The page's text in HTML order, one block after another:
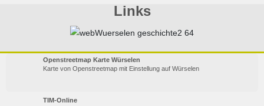
Links
Openstreetmap Karte Würselen
Karte von Openstreetmap mit Einstellung auf Würselen
TIM-Online